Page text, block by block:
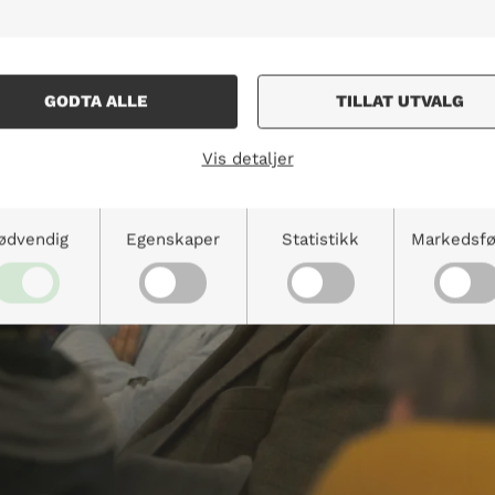
GODTA ALLE TILLAT UTVALG
Vis detaljer
Egenskaper Statistikk